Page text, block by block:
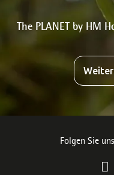
The PLANET by HM
Folgen Sie